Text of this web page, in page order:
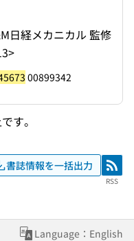
日経メカニカル 監修
00899342
す。
書誌情報を一括出力 RSS
RSS
Language：English